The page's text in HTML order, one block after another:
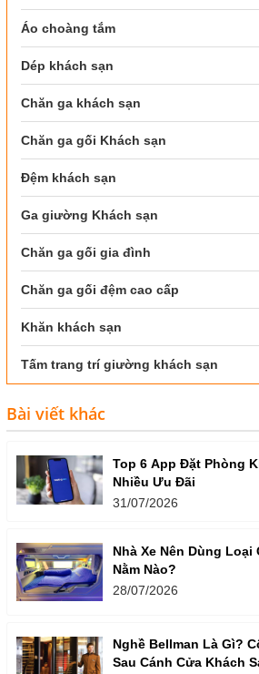
Áo choàng tắm
Dép khách sạn
Chăn ga khách sạn
Chăn ga gối Khách sạn
Đệm khách sạn
Ga giường Khách sạn
Chăn ga gối gia đình
Chăn ga gối đệm cao cấp
Khăn khách sạn
Tấm trang trí giường khách sạn
Bài viết khác
Top 6 App Đặt Phòng
Nhiều Ưu Đãi
31/07/2026
Nhà Xe Nên Dùng Loại
Nằm Nào?
28/07/2026
Nghề Bellman Là Gì?
Sau Cánh Cửa Khách